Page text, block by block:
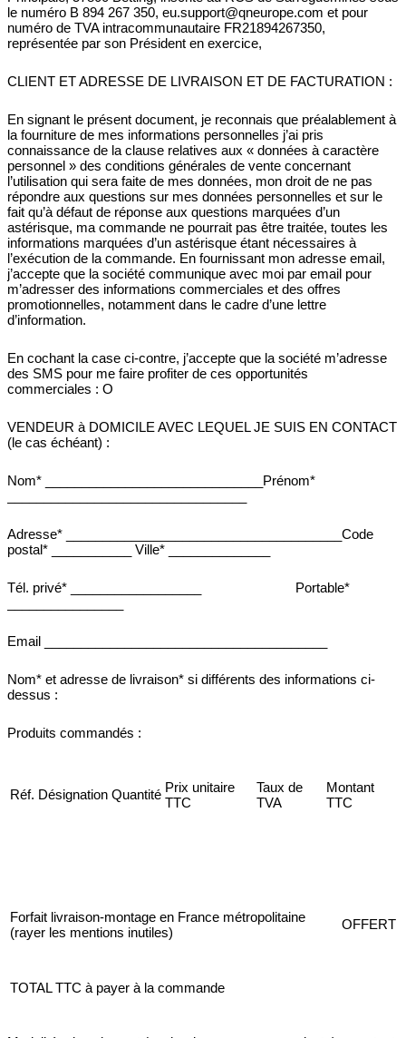
le numéro B 894 267 350, eu.support@qneurope.com et pour
numéro de TVA intracommunautaire FR21894267350,
représentée par son Président en exercice,
CLIENT ET ADRESSE DE LIVRAISON ET DE FACTURATION :
En signant le présent document, je reconnais que préalablement à
la fourniture de mes informations personnelles j’ai pris
connaissance de la clause relatives aux « données à caractère
personnel » des conditions générales de vente concernant
l’utilisation qui sera faite de mes données, mon droit de ne pas
répondre aux questions sur mes données personnelles et sur le
fait qu’à défaut de réponse aux questions marquées d’un
astérisque, ma commande ne pourrait pas être traitée, toutes les
informations marquées d’un astérisque étant nécessaires à
l’exécution de la commande. En fournissant mon adresse email,
j’accepte que la société communique avec moi par email pour
m’adresser des informations commerciales et des offres
promotionnelles, notamment dans le cadre d’une lettre
d’information.
En cochant la case ci-contre, j’accepte que la société m’adresse
des SMS pour me faire profiter de ces opportunités
commerciales : O
VENDEUR à DOMICILE AVEC LEQUEL JE SUIS EN CONTACT
(le cas échéant) :
Nom* ______________________________Prénom*
Adresse* ______________________________________Code
postal* ___________ Ville* ______________
Tél. privé* __________________
Portable*
Email _______________________________________
Nom* et adresse de livraison* si différents des informations ci-
dessus :
Produits commandés :
Réf. Désignation Quantité Prix unitaire
TTC
Taux de
TVA
Montant
TTC
Forfait livraison-montage en France métropolitaine
(rayer les mentions inutiles)
OFFERT
TOTAL TTC à payer à la commande